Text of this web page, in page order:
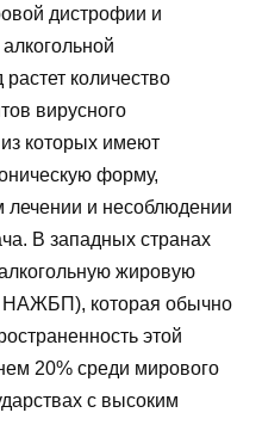
дистрофии и
количество
вирусного
которых имеют
форму,
лечении и несоблюдении
В западных странах
жировую
которая обычно
этой
20% среди мирового
с высоким